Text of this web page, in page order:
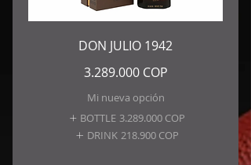
DON JULIO 1942
3.289.000 COP
Mi nueva opción
BOTTLE 3.289.000 COP
DRINK 218.900 COP